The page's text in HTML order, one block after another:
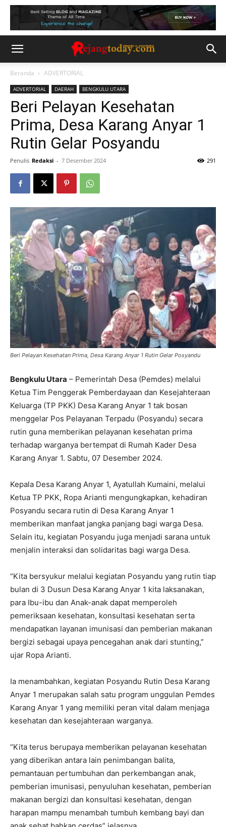
Beranda ADVERTORIAL
ADVERTORIAL DAERAH BENGKULU UTARA
Beri Pelayan Kesehatan
Prima, Desa Karang Anyar 1
Rutin Gelar Posyandu
Penulis Redaksi - 7 Desember 2024 291
Beri Pelayan Kesehatan Prima, Desa Karang Anyar 1 Rutin Gelar Posyandu
Bengkulu Utara – Pemerintah Desa (Pemdes) melalui
Ketua Tim Penggerak Pemberdayaan dan Kesejahteraan
Keluarga (TP PKK) Desa Karang Anyar 1 tak bosan
menggelar Pos Pelayanan Terpadu (Posyandu) secara
rutin guna memberikan pelayanan kesehatan prima
terhadap warganya bertempat di Rumah Kader Desa
Karang Anyar 1. Sabtu, 07 Desember 2024.
Kepala Desa Karang Anyar 1, Ayatullah Kumaini, melalui
Ketua TP PKK, Ropa Arianti mengungkapkan, kehadiran
Posyandu secara rutin di Desa Karang Anyar 1
memberikan manfaat jangka panjang bagi warga Desa.
Selain itu, kegiatan Posyandu juga menjadi sarana untuk
menjalin interaksi dan solidaritas bagi warga Desa.
“Kita bersyukur melalui kegiatan Posyandu yang rutin tiap
bulan di 3 Dusun Desa Karang Anyar 1 kita laksanakan,
para Ibu-ibu dan Anak-anak dapat memperoleh
pemeriksaan kesehatan, konsultasi kesehatan serta
mendapatkan layanan imunisasi dan pemberian makanan
bergizi sebagai upaya pencegahan anak dari stunting,”
ujar Ropa Arianti.
Ia menambahkan, kegiatan Posyandu Rutin Desa Karang
Anyar 1 merupakan salah satu program unggulan Pemdes
Karang Anyar 1 yang memiliki peran vital dalam menjaga
kesehatan dan kesejahteraan warganya.
“Kita terus berupaya memberikan pelayanan kesehatan
yang diberikan antara lain penimbangan balita,
pemantauan pertumbuhan dan perkembangan anak,
pemberian imunisasi, penyuluhan kesehatan, pemberian
makanan bergizi dan konsultasi kesehatan, dengan
harapan mampu menambah tumbuh kembang bayi dan